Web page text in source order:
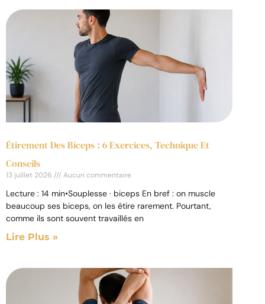
Étirement Des Biceps : 6 Exercices, Technique Et
Conseils
13 juillet 2026 Aucun commentaire
Lecture : 14 min•Souplesse · biceps En bref : on muscle
beaucoup ses biceps, on les étire rarement. Pourtant,
comme ils sont souvent travaillés en
Lire Plus »